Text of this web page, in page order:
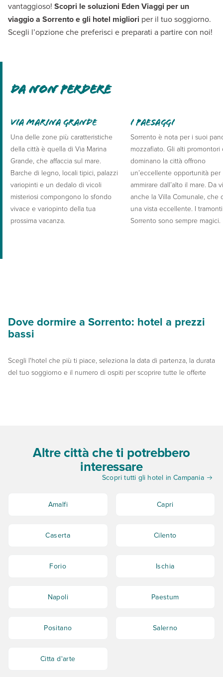
vantaggioso! Scopri le soluzioni Eden Viaggi per un
viaggio a Sorrento e gli hotel migliori per il tuo soggiorno.
Scegli l’opzione che preferisci e preparati a partire con noi!
Da non perdere
Via Marina Grande
Una delle zone più caratteristiche
della città è quella di Via Marina
Grande, che affaccia sul mare.
Barche di legno, locali tipici, palazzi
variopinti e un dedalo di vicoli
misteriosi compongono lo sfondo
vivace e variopinto della tua
prossima vacanza.
I paesaggi
Sorrento è nota per i suoi
mozzafiato. Gli alti promontori
dominano la città offrono
un’eccellente opportunità per
ammirare dall’alto il mare. Da
anche la Villa Comunale, che
una vista eccellente. I
Sorrento sono sempre magici.
Dove dormire a Sorrento: hotel a prezzi
bassi
Scegli l'hotel che più ti piace, seleziona la data di partenza, la durata
del tuo soggiorno e il numero di ospiti per scoprire tutte le offerte
Altre città che ti potrebbero
interessare
Scopri tutti gli hotel in Campania
Amalfi Capri
Caserta Cilento
Forio Ischia
Napoli Paestum
Positano Salerno
Citta d'arte